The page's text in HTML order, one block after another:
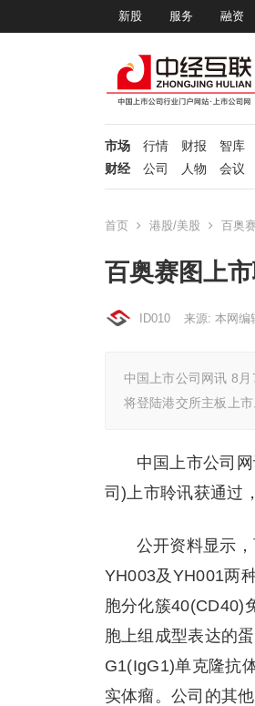
新股 服务 融资
市场 行情 财报
智库
财经
公司 人物 会议
首页 港股/美股 百奥
百奥赛图上
ID010 来源: 本网编
中国上市公司网讯 8
将登陆港交所主板上
中国上市公司
司)上市聆讯获通过
公开资料显示
YH003及YH001两
胞分化簇40(CD40)
胞上组成型表达的
G1(IgG1)单克隆抗
实体瘤。公司的其